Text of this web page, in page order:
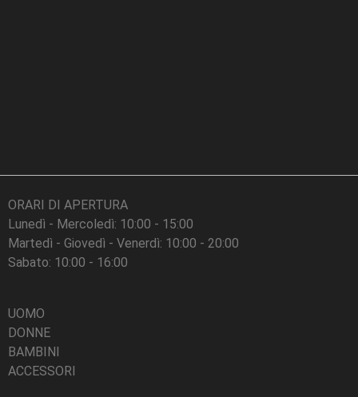
ORARI DI APERTURA
Lunedì - Mercoledì: 10:00 - 15:00
Martedì - Giovedì - Venerdì: 10:00 - 20:00
Sabato: 10:00 - 16:00
UOMO
DONNE
BAMBINI
ACCESSORI